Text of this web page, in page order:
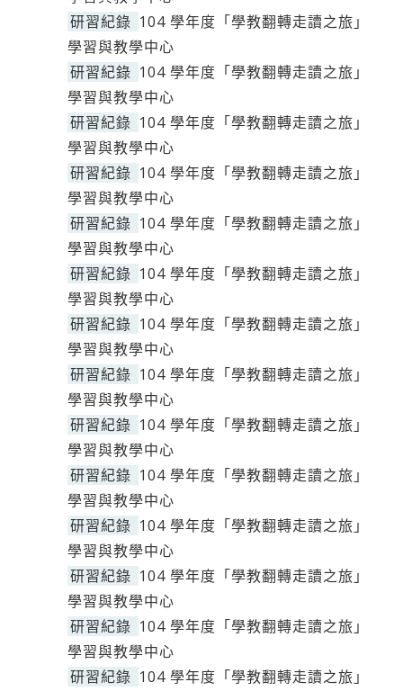
研習紀錄 104 學年度「學教翻轉走讀之旅」
學習與教學中心
研習紀錄 104 學年度「學教翻轉走讀之旅」
學習與教學中心
研習紀錄 104 學年度「學教翻轉走讀之旅」
學習與教學中心
研習紀錄 104 學年度「學教翻轉走讀之旅」
學習與教學中心
研習紀錄 104 學年度「學教翻轉走讀之旅」
學習與教學中心
研習紀錄 104 學年度「學教翻轉走讀之旅」
學習與教學中心
研習紀錄 104 學年度「學教翻轉走讀之旅」
學習與教學中心
研習紀錄 104 學年度「學教翻轉走讀之旅」
學習與教學中心
研習紀錄 104 學年度「學教翻轉走讀之旅」
學習與教學中心
研習紀錄 104 學年度「學教翻轉走讀之旅」
學習與教學中心
研習紀錄 104 學年度「學教翻轉走讀之旅」
學習與教學中心
研習紀錄 104 學年度「學教翻轉走讀之旅」
學習與教學中心
研習紀錄 104 學年度「學教翻轉走讀之旅」
學習與教學中心
研習紀錄 104 學年度「學教翻轉走讀之旅」